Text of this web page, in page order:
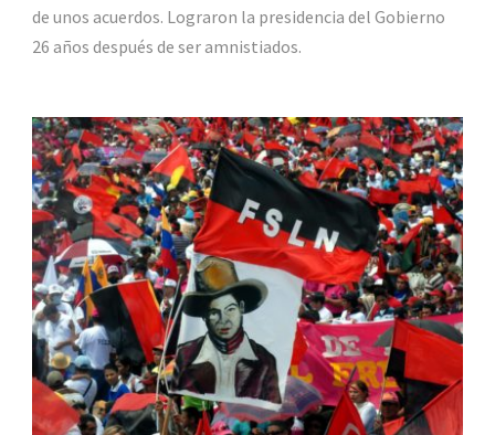
de unos acuerdos. Lograron la presidencia del Gobierno
26 años después de ser amnistiados.